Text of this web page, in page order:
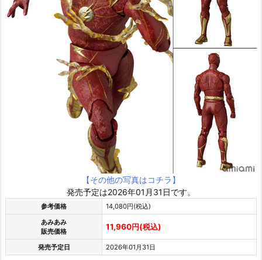
【その他の写真はコチラ】
発売予定は2026年01月31日です。
参考価格
14,080円(税込)
あみあみ
販売価格
11,960円(税込)
発売予定日 2026年01月31日